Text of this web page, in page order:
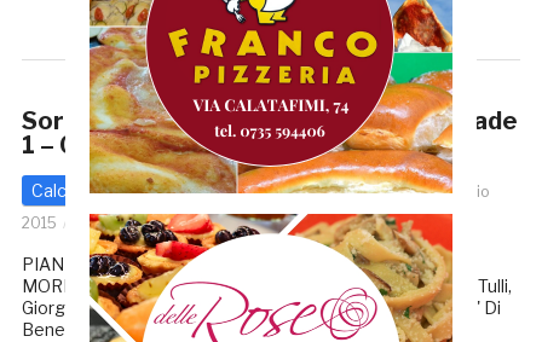
Sorpresa Cuprense: il Piane di Morro cade
1 – 0
Calcio - Altre Categorie Prima categoria
25 Febbraio
2015
diRedazione GRB
PIANE DI MORRO – CUPRENSE 0 – 1 PIANE DI
MORRO: Mori, Fares (61' Panichi), Capriotti, Traini, Scelzo, Tulli,
Giorgi, Regoli (54' Massi), De Luca, Rosati, Cacciatore (73' Di
Benedetto). All.: Pilone CUPRENSE: S. […]